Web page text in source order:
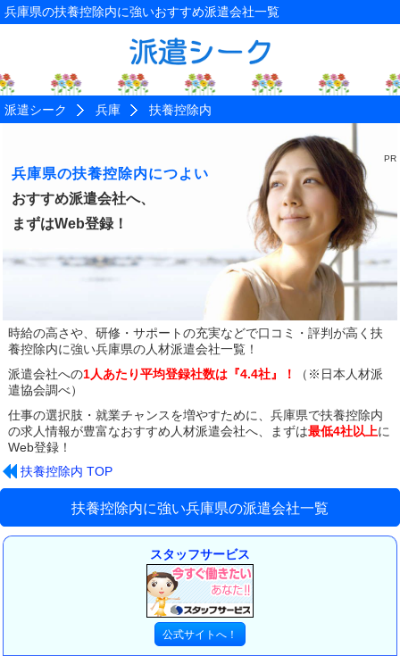
兵庫県の扶養控除内に強いおすすめ派遣会社一覧
派遣シーク 兵庫 扶養控除内
兵庫県の扶養控除内につよい
おすすめ派遣会社へ、
まずはWeb登録！
時給の高さや、研修・サポートの充実などで口コミ・評判が高く 扶
養控除内に強い兵庫県の人材派遣会社一覧！
派遣会社への1人あたり平均登録社数は『4.4社』！
（※日本人材派
遣協会調べ）
仕事の選択肢・就業チャンスを増やすために、 兵庫県で扶養控除内
の求人情報が豊富なおすすめ人材派遣会社へ、まずは最低4社以上に
Web登録！
扶養控除内 TOP
扶養控除内に強い兵庫県の派遣会社一覧
スタッフサービス